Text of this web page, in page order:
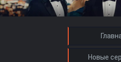
Новые